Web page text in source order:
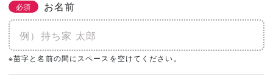
必須 お名前
※苗字と名前の間にスペースを空けてください。